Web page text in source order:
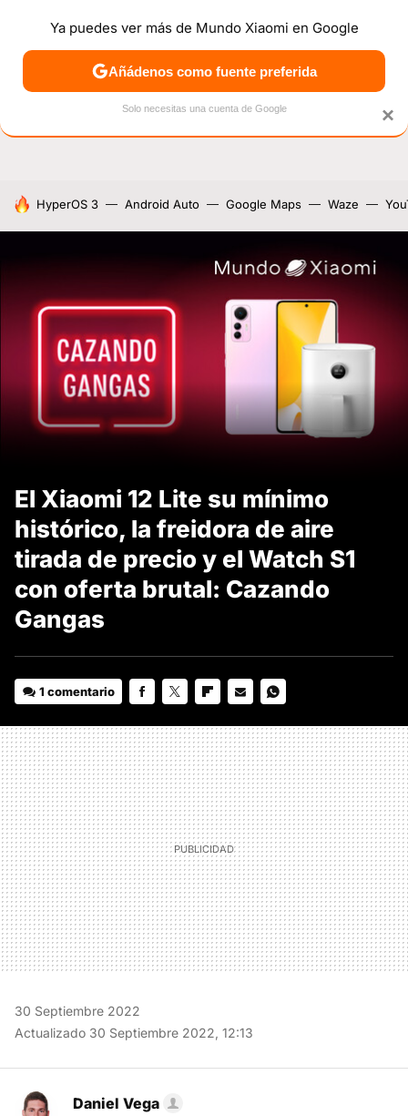
NOTICIAS MÓVILES TUTORIALES OFERTAS
HOY SE HABLA DE
HyperOS 3 Android Auto Google Maps Waze
El Xiaomi 12 Lite su mínimo
histórico, la freidora de aire
tirada de precio y el Watch S1
con oferta brutal: Cazando
Gangas
1 comentario
MAIL
30 Septiembre 2022
Actualizado 30 Septiembre 2022, 12:13
Daniel Vega
×
Ya puedes ver más de Mundo Xiaomi en Google
Añádenos como fuente preferida
Solo necesitas una cuenta de Google